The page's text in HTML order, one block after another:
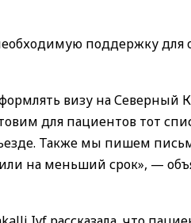
поддержку для
визу на
для пациентов тот
Также мы пишем
на меньший срок», —